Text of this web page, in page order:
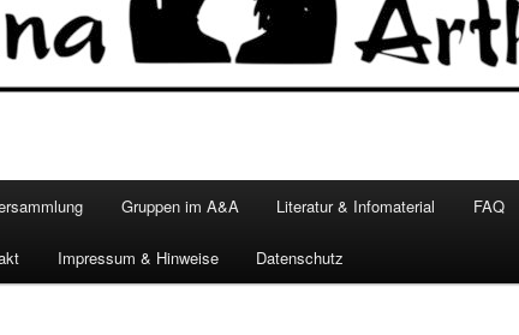
Gruppen im A&A Literatur & Infomaterial FAQ
Impressum & Hinweise Datenschutz